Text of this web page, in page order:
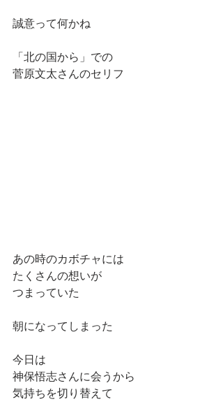
誠意って何かね
「北の国から」での
菅原文太さんのセリフ
あの時のカボチャには
たくさんの想いが
つまっていた
朝になってしまった
今日は
神保悟志さんに会うから
気持ちを切り替えて